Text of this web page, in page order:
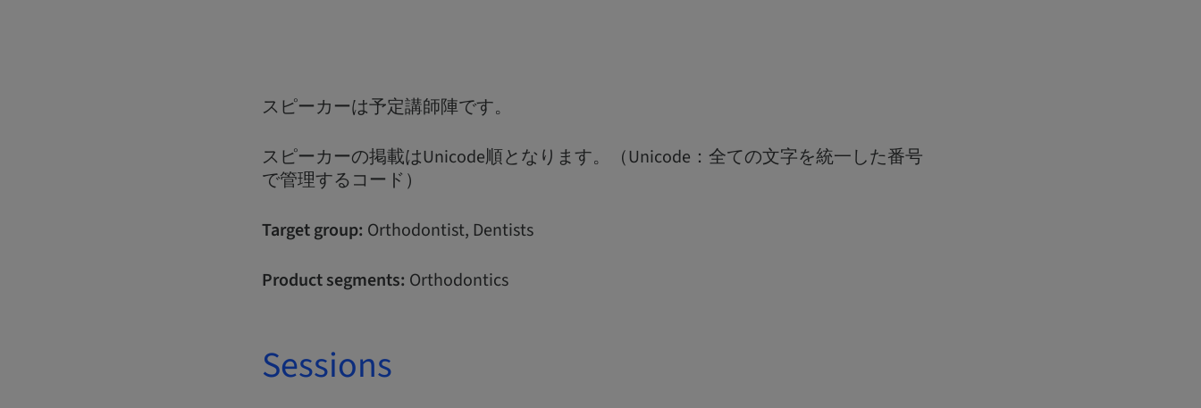
スピーカーは予定講師陣です。
スピーカーの掲載はUnicode順となります。（Unicode：全ての文字を統一した番号
で管理するコード）
Target group: Orthodontist, Dentists
Product segments: Orthodontics
Sessions